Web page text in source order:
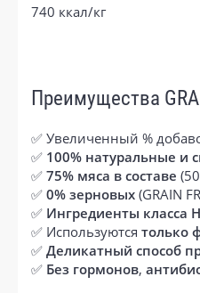
740 ккал/кг
Преимущества
✅ Увеличенный %
✅ 100% натуральные и
✅ 75% мяса в составе
✅ 0% зерновых (GRAIN
✅ Ингредиенты класса
✅ Используются только
✅ Деликатный способ
✅ Без гормонов,